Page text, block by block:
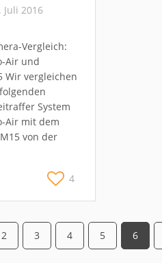
Juli 2016
Vergleich:
Air und
Wir vergleichen
System
Air mit dem
von der
4
2 3 4 5 6